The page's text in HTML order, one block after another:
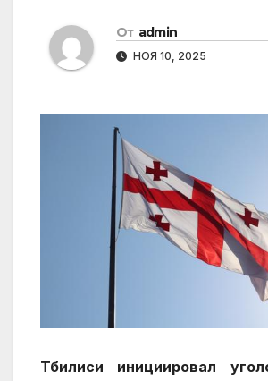
От admin
НОЯ 10, 2025
Тбилиси инициировал